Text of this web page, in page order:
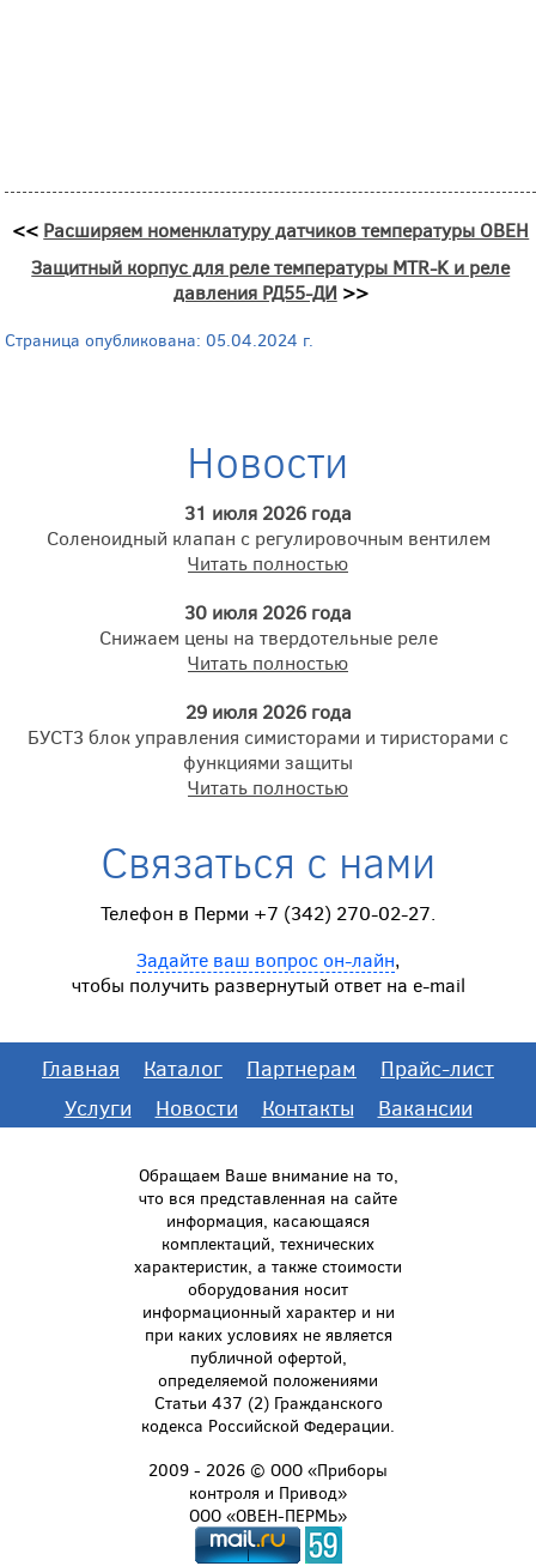
<< Расширяем номенклатуру датчиков температуры ОВЕН
Защитный корпус для реле температуры MTR-K и реле
давления РД55-ДИ >>
Страница опубликована: 05.04.2024 г.
Новости
31 июля 2026 года
Соленоидный клапан с регулировочным вентилем
Читать полностью
30 июля 2026 года
Снижаем цены на твердотельные реле
Читать полностью
29 июля 2026 года
БУСТ3 блок управления симисторами и тиристорами с
функциями защиты
Читать полностью
Связаться с нами
Телефон в Перми +7 (342) 270-02-27.
Задайте ваш вопрос он-лайн,
чтобы получить развернутый ответ на e-mail
Главная Каталог Партнерам
Прайс-лист
Услуги
Новости Контакты Вакансии
Обращаем Ваше внимание на то,
что вся представленная на сайте
информация, касающаяся
комплектаций, технических
характеристик, а также стоимости
оборудования носит
информационный характер и ни
при каких условиях не является
публичной офертой,
определяемой положениями
Статьи 437 (2) Гражданского
кодекса Российской Федерации.
2009 - 2026 © ООО «Приборы
контроля и Привод»
ООО «ОВЕН-ПЕРМЬ»